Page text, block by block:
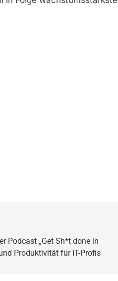
Podcast „Get Sh*t done in
Produktivität für IT-Profis